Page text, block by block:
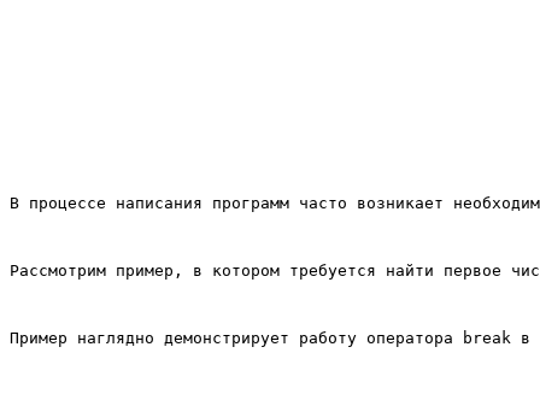
В процессе написания программ часто возникает
Рассмотрим пример, в котором требуется найти первое
Пример наглядно демонстрирует работу оператора break в